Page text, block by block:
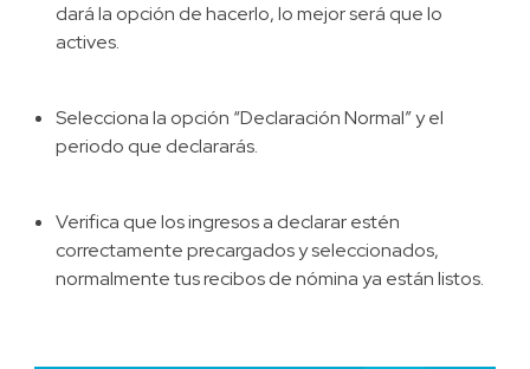
dará la opción de hacerlo, lo mejor será que lo
actives.
Selecciona la opción “Declaración Normal” y el
periodo que declararás.
Verifica que los ingresos a declarar estén
correctamente precargados y seleccionados,
normalmente tus recibos de nómina ya están listos.